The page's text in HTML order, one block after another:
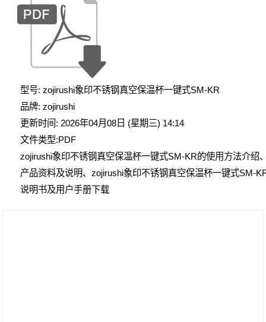
型号: zojirushi象印不锈钢真空保温杯一键式SM-KR
品牌: zojirushi
更新时间: 2026年04月08日 (星期三) 14:14
文件类型:PDF
zojirushi象印不锈钢真空保温杯一键式SM-KR的使用方法介绍
产品资料及说明、zojirushi象印不锈钢真空保温杯一键式SM-
说明书及用户手册下载